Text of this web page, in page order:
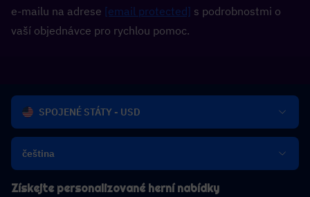
e-mailu na adrese [email protected] s podrobnostmi o
vaší objednávce pro rychlou pomoc.
SPOJENÉ STÁTY - USD
čeština
Získejte personalizované herní nabídky